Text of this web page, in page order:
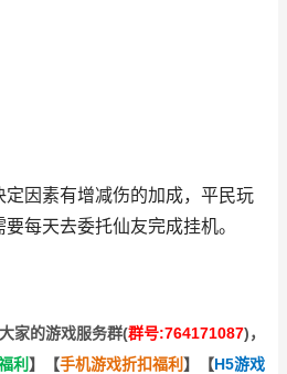
因素有增减伤的加成，平民玩
每天去委托仙友完成挂机。
家的游戏服务群(群号:764171087)，
利 】 【手机游戏折扣福利 】 【H5游戏